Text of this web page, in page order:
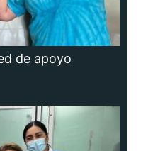
de apoyo